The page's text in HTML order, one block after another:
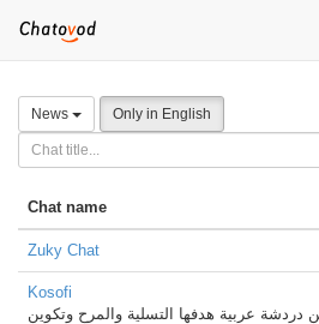
News Only in English
Chat name
Zuky Chat
Kosofi
دردشة عربية هدفها التسلية والمرح وتكوين